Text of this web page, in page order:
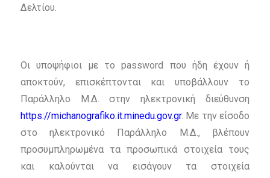
Δελτίου.
Οι υποψήφιοι με το password που ήδη έχουν ή
αποκτούν, επισκέπτονται και υποβάλλουν το
Παράλληλο Μ.Δ. στην ηλεκτρονική διεύθυνση
https://michanografiko.it.minedu.gov.gr. Με την είσοδο
στο ηλεκτρονικό Παράλληλο Μ.Δ., βλέπουν
προσυμπληρωμένα τα προσωπικά στοιχεία τους
και καλούνται να εισάγουν τα στοιχεία